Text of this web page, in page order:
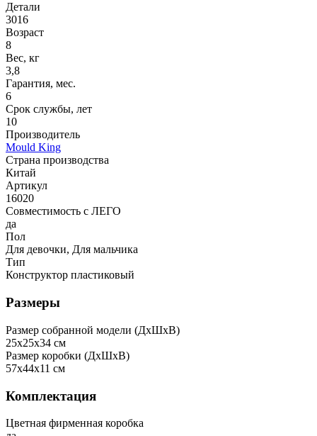
Детали
3016
Возраст
8
Вес, кг
3,8
Гарантия, мес.
6
Срок службы, лет
10
Производитель
Mould King
Страна производства
Китай
Артикул
16020
Совместимость с ЛЕГО
да
Пол
Для девочки, Для мальчика
Тип
Конструктор пластиковый
Размеры
Размер собранной модели (ДxШxВ)
25x25x34 см
Размер коробки (ДxШxВ)
57x44x11 см
Комплектация
Цветная фирменная коробка